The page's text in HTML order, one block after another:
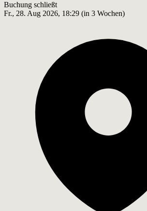
Buchung schließt
Fr., 28. Aug 2026, 18:29 (in 3 Wochen)